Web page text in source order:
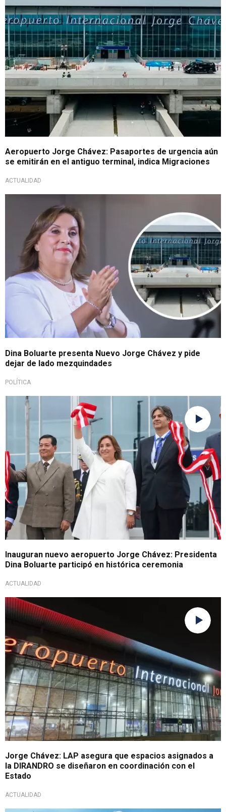
Aeropuerto Jorge Chávez: Pasaportes de urgencia aún
se emitirán en el antiguo terminal, indica Migraciones
ACTUALIDAD
Dina Boluarte presenta Nuevo Jorge Chávez y pide
dejar de lado mezquindades
POLÍTICA
Flamante terminal aéreo
Inauguran nuevo aeropuerto Jorge Chávez: Presidenta
Dina Boluarte participó en histórica ceremonia
ACTUALIDAD
Tras denuncia
Jorge Chávez: LAP asegura que espacios asignados a
la DIRANDRO se diseñaron en coordinación con el
Estado
ACTUALIDAD